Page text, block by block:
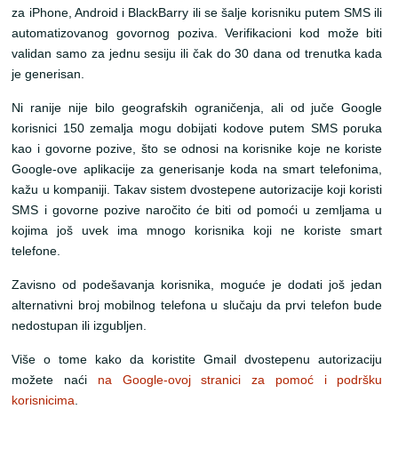
za iPhone, Android i BlackBarry ili se šalje korisniku putem SMS ili
automatizovanog govornog poziva. Verifikacioni kod može biti
validan samo za jednu sesiju ili čak do 30 dana od trenutka kada
je generisan.
Ni ranije nije bilo geografskih ograničenja, ali od juče Google
korisnici 150 zemalja mogu dobijati kodove putem SMS poruka
kao i govorne pozive, što se odnosi na korisnike koje ne koriste
Google-ove aplikacije za generisanje koda na smart telefonima,
kažu u kompaniji. Takav sistem dvostepene autorizacije koji koristi
SMS i govorne pozive naročito će biti od pomoći u zemljama u
kojima još uvek ima mnogo korisnika koji ne koriste smart
telefone.
Zavisno od podešavanja korisnika, moguće je dodati još jedan
alternativni broj mobilnog telefona u slučaju da prvi telefon bude
nedostupan ili izgubljen.
Više o tome kako da koristite Gmail dvostepenu autorizaciju
možete naći na Google-ovoj stranici za pomoć i podršku
korisnicima.